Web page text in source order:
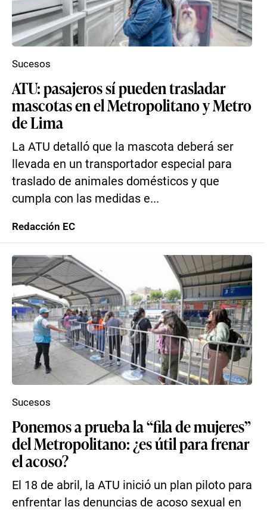
ATU: pasajeros sí pueden trasladar
mascotas en el Metropolitano y Metro
de Lima
La ATU detalló que la mascota deberá ser
llevada en un transportador especial para
traslado de animales domésticos y que
cumpla con las medidas e...
Sucesos
Redacción EC
Ponemos a prueba la “fila de mujeres”
del Metropolitano: ¿es útil para frenar
el acoso?
El 18 de abril, la ATU inició un plan piloto para
enfrentar las denuncias de acoso sexual en
Sucesos